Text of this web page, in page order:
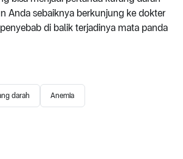
Anda sebaiknya berkunjung ke dokter
di balik terjadinya mata panda
darah Anemia